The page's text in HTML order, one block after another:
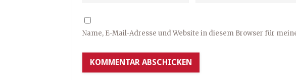
Name, E-Mail-Adresse und Website in diesem Browser für